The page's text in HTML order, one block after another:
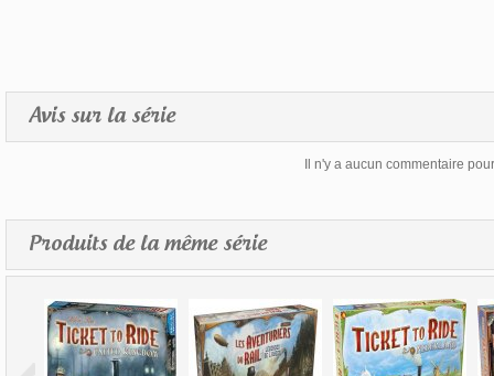
Avis sur la série
Il n'y a aucun commentaire
Produits de la même série